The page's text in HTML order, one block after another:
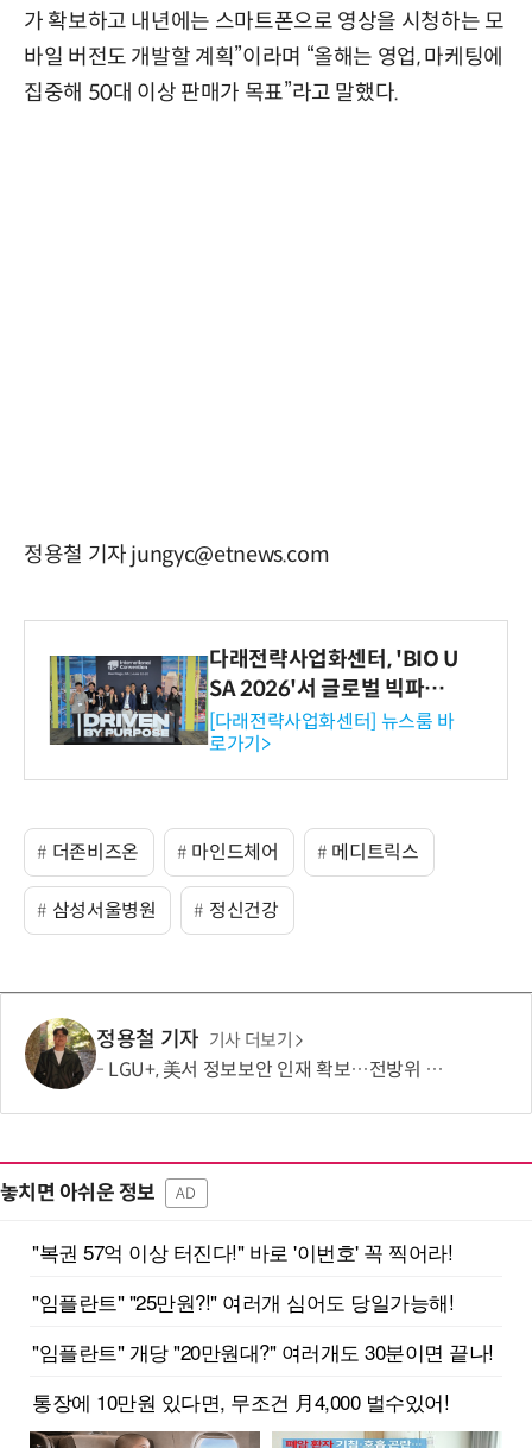
가 확보하고 내년에는 스마트폰으로 영상을 시청하는 모
바일 버전도 개발할 계획”이라며 “올해는 영업, 마케팅에
집중해 50대 이상 판매가 목표”라고 말했다.
정용철 기자 jungyc@etnews.com
다래전략사업화센터, 'BIO U
SA 2026'서 글로벌 빅파마
와의 비즈니스 미팅 지원…K
-바이오 해외 진출 교두보 확
보
[다래전략사업화센터] 뉴스룸 바
로가기>
더존비즈온 마인드체어 메디트릭스
삼성서울병원 정신건강
정용철 기자 기사 더보기
LGU+, 美서 정보보안 인재 확보…전방위 역량 강화 총력
놓치면 아쉬운 정보 AD